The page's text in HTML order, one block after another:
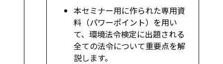
本セミナー用に作られた専用資
料（パワーポイント）を用い
て、環境法令検定に出題される
全ての法令について重要点を解
説します。